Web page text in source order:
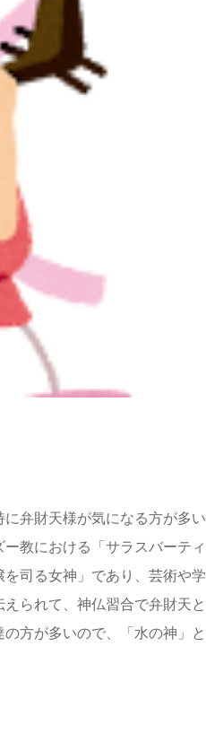
弁財天様が気になる方が多い
教における「サラスバーティ
司る女神」であり、芸術や学
られて、神仏習合で弁財天と
方が多いので、「水の神」と